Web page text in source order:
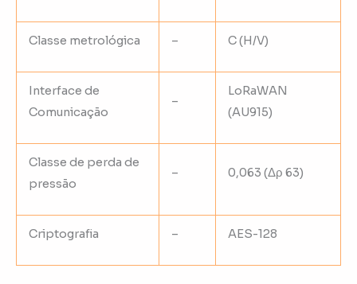
Classe metrológica – C (H/V)
Interface de
Comunicação
–
LoRaWAN
(AU915)
Classe de perda de
pressão
– 0,063 (Δρ 63)
Criptografia – AES-128